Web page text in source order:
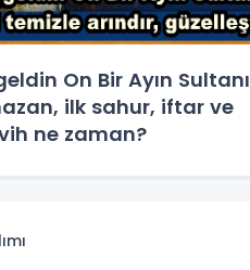
On Bir Ayın Sultanı
ilk sahur, iftar ve
ne zaman?